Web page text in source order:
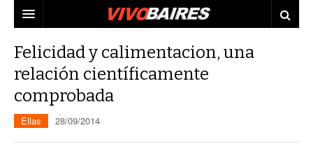
PAÍS
CONURBANO
AGENDA
PERSONAJES
Felicidad y calimentacion, una
relación científicamente
comprobada
Ellas 28/09/2014